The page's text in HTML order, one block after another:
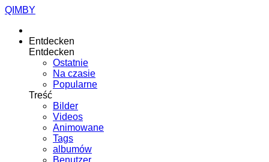
QIMBY
Entdecken
Entdecken
Ostatnie
Na czasie
Popularne
Treść
Bilder
Videos
Animowane
Tags
albumów
Benutzer